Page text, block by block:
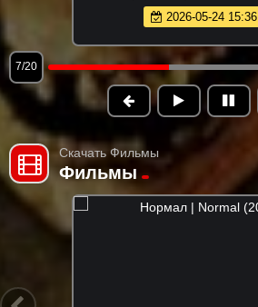
2026-05-24 15:36
7/20
Скачать Фильмы
Фильмы